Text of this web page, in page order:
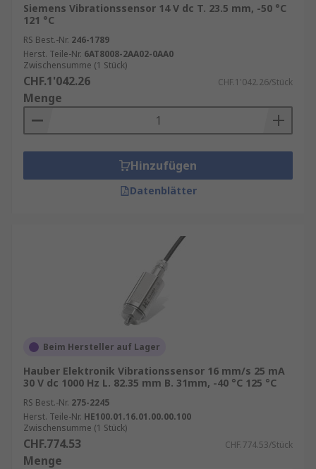
Siemens Vibrationssensor 14 V dc T. 23.5 mm, -50 °C
121 °C
RS Best.-Nr. 246-1789
Herst. Teile-Nr. 6AT8008-2AA02-0AA0
Zwischensumme (1 Stück)
CHF.1'042.26 CHF.1'042.26/Stück
Menge
Hinzufügen
Datenblätter
Beim Hersteller auf Lager
Hauber Elektronik Vibrationssensor 16 mm/s 25 mA
30 V dc 1000 Hz L. 82.35 mm B. 31mm, -40 °C 125 °C
RS Best.-Nr. 275-2245
Herst. Teile-Nr. HE100.01.16.01.00.00.100
Zwischensumme (1 Stück)
CHF.774.53 CHF.774.53/Stück
Menge